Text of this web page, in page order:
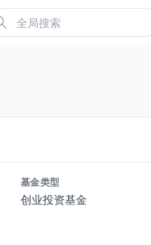
基金类型
创业投资基金